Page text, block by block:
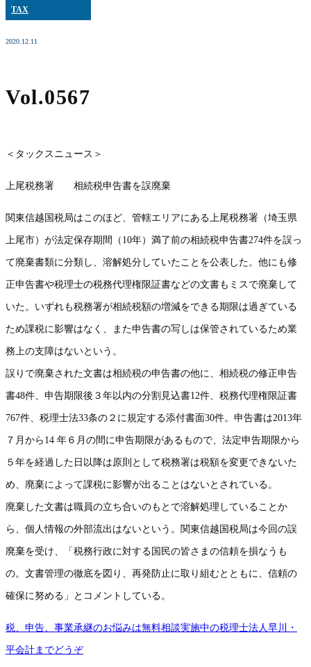
TAX
2020.12.11
Vol.0567
＜タックスニュース＞
上尾税務署 相続税申告書を誤廃棄
関東信越国税局はこのほど、管轄エリアにある上尾税務署（埼玉県
上尾市）が法定保存期間（10年）満了前の相続税申告書274件を誤っ
て廃棄書類に分類し、溶解処分していたことを公表した。他にも修
正申告書や税理士の税務代理権限証書などの文書もミスで廃棄して
いた。いずれも税務署が相続税額の増減をできる期限は過ぎている
ため課税に影響はなく、また申告書の写しは保管されているため業
務上の支障はないという。
誤りで廃棄された文書は相続税の申告書の他に、相続税の修正申告
書48件、申告期限後３年以内の分割見込書12件、税務代理権限証書
767件、税理士法33条の２に規定する添付書面30件。申告書は2013年
７月から14 年６月の間に申告期限があるもので、法定申告期限から
５年を経過した日以降は原則として税務署は税額を変更できないた
め、廃棄によって課税に影響が出ることはないとされている。
廃棄した文書は職員の立ち合いのもとで溶解処理していることか
ら、個人情報の外部流出はないという。関東信越国税局は今回の誤
廃棄を受け、「税務行政に対する国民の皆さまの信頼を損なうも
の。文書管理の徹底を図り、再発防止に取り組むとともに、信頼の
確保に努める」とコメントしている。
税、申告、事業承継のお悩みは無料相談実施中の税理士法人早川・
平会計までどうぞ